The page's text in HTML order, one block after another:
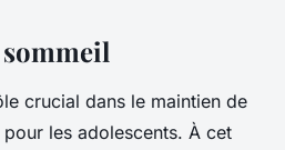
crucial dans le maintien de
les adolescents. À cet